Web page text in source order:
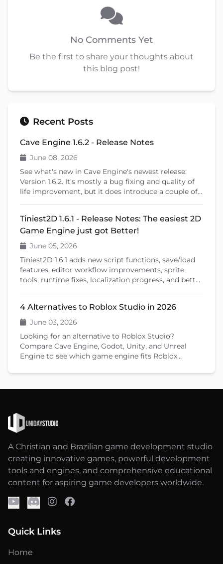
No Comments Yet
Be the first to share your thoughts about
this blog post!
Recent Posts
Cave Engine 1.6.2 - Release Notes
June 08, 2026
See what's new in Cave Engine's newest release:
Version 1.6.2. It's mostly a bug fixing and quality of
life improvement, but it does introduce a couple of
Tiniest2D 1.6.1 - Release Notes: The easiest 2D
Game Engine just got Better!
June 05, 2026
Tiniest2D 1.6.1 adds new script functions, save/load
features, editor workflow improvements, sprite
tools, runtime fixes, localization progress, and better
4 Alternatives to Roblox Studio in 2026
June 03, 2026
Looking for an alternative to Roblox Studio?
Compare Cave Engine, Godot, Unity, and Unreal
Engine to see which game engine fits Roblox
A Christian and Brazilian game development studio
creating innovative games, powerful development
tools and engines, and comprehensive educational
content for aspiring game developers worldwide.
Quick Links
Home